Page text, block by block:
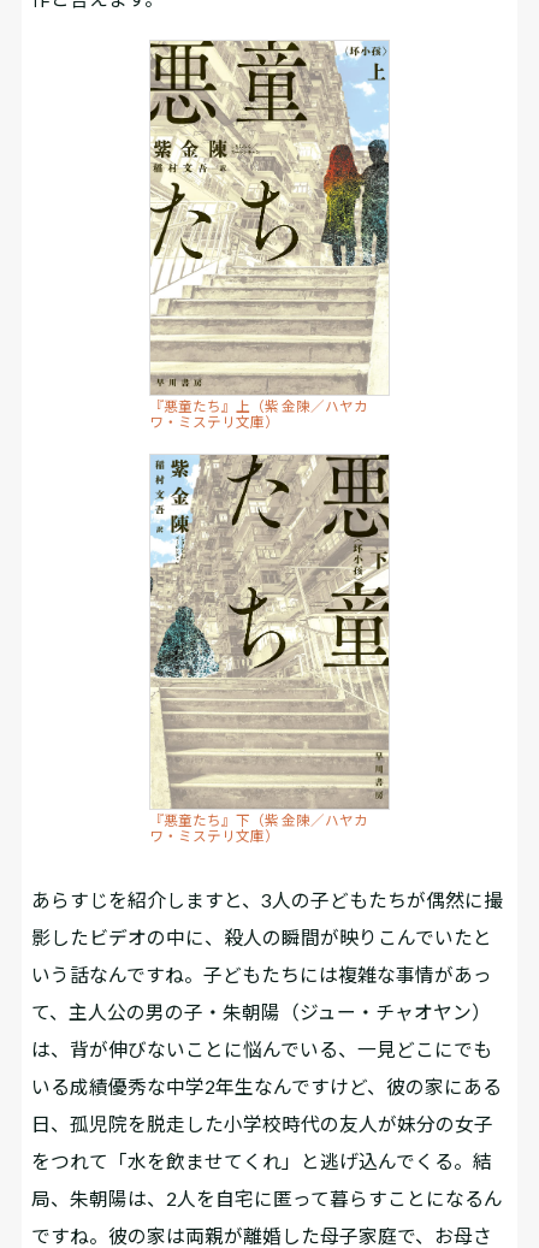
『悪童たち』上（紫 金陳／ハヤカ
ワ・ミステリ文庫）
『悪童たち』下（紫 金陳／ハヤカ
ワ・ミステリ文庫）
あらすじを紹介しますと、3人の子どもたちが偶然に撮
影したビデオの中に、殺人の瞬間が映りこんでいた――と
いう話なんですね。子どもたちには複雑な事情があっ
て、主人公の男の子・朱朝陽（ジュー・チャオヤン）
は、背が伸びないことに悩んでいる、一見どこにでも
いる成績優秀な中学2年生なんですけど、彼の家にある
日、孤児院を脱走した小学校時代の友人が妹分の女子
をつれて「水を飲ませてくれ」と逃げ込んでくる。結
局、朱朝陽は、2人を自宅に匿って暮らすことになるん
ですね。彼の家は両親が離婚した母子家庭で、お母さ